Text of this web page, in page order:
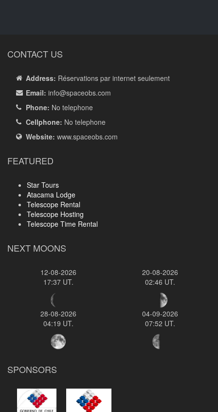
CONTACT US
Address: Réservations par internet seulement
Email: info@spaceobs.com
Phone: No telephone
Cellphone: No telephone
Website: www.spaceobs.com
FEATURED
Star Tours
Atacama Lodge
Telescope Rental
Telescope Hosting
Telescope Time Rental
NEXT MOONS
12-08-2026
17:37 UT.
20-08-2026
02:46 UT.
28-08-2026
04:19 UT.
04-09-2026
07:52 UT.
SPONSORS